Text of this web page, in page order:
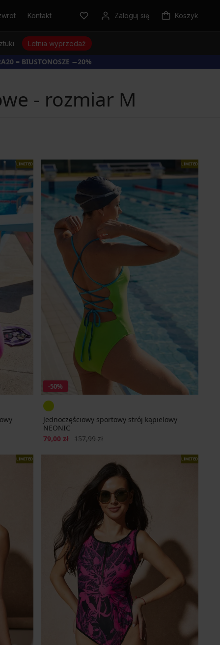
Kontakt Zaloguj się Koszyk
Letnia wyprzedaż
= BIUSTONOSZE −20%
- rozmiar M
LIMITED LIMITED
-50%
Jednoczęściowy sportowy strój kąpielowy
NEONIC
Zniżka
79,00 zł Pierwotna cena
157,99 zł
LIMITED LIMITED